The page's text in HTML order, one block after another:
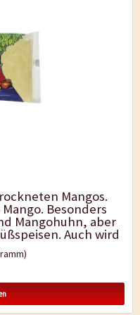
Mangos.
Besonders
Mangohuhn, aber
Auch wird